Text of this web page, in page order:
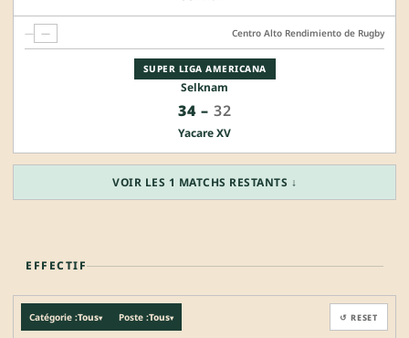
SUPER LIGA AMERICANA
Selknam
34– 32
Yacare XV
— — Centro Alto Rendimiento de Rugby
VOIR LES 1 MATCHS RESTANTS ↓
EFFECTIF
Catégorie :Tous▾ Poste :Tous▾ ↺ RESET